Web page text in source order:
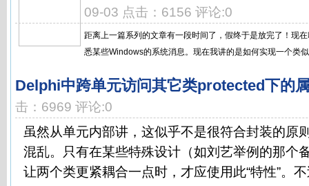
09-03 点击：6156 评论:0
距离上一篇系列的文章有一段时间了，假终于是放完了！现
悉某些Windows的系统消息。现在我讲的是如何实现一个类
Delphi中跨单元访问其它类protected下的
击：6969 评论:0
虽然从单元内部讲，这似乎不是很符合封装的原
混乱。只有在某些特殊设计（如刘艺举例的那个
让两个类更紧耦合一点时，才应使用此“特性”。